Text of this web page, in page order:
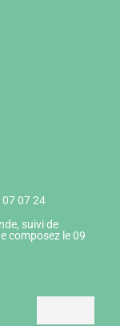
07 07 24
suivi de
composez le 09